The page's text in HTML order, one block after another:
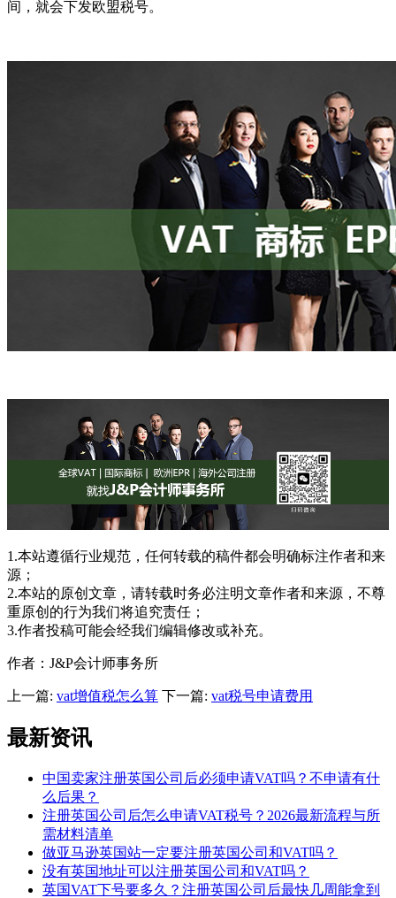
间，就会下发欧盟税号。
1.本站遵循行业规范，任何转载的稿件都会明确标注作者和来
源；
2.本站的原创文章，请转载时务必注明文章作者和来源，不尊
重原创的行为我们将追究责任；
3.作者投稿可能会经我们编辑修改或补充。
作者：J&P会计师事务所
上一篇: vat增值税怎么算 下一篇: vat税号申请费用
最新资讯
中国卖家注册英国公司后必须申请VAT吗？不申请有什
么后果？
注册英国公司后怎么申请VAT税号？2026最新流程与所
需材料清单
做亚马逊英国站一定要注册英国公司和VAT吗？
没有英国地址可以注册英国公司和VAT吗？
英国VAT下号要多久？注册英国公司后最快几周能拿到